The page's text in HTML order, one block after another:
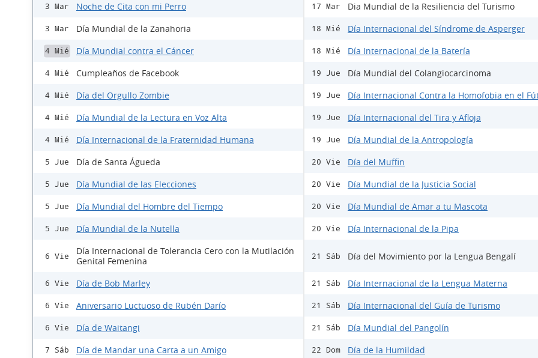
3 Mar Noche de Cita con mi Perro
3 Mar Día Mundial de la Zanahoria
4 Mié Día Mundial contra el Cáncer
4 Mié Cumpleaños de Facebook
4 Mié Día del Orgullo Zombie
4 Mié Día Mundial de la Lectura en Voz Alta
4 Mié Día Internacional de la Fraternidad Humana
5 Jue Día de Santa Águeda
5 Jue Día Mundial de las Elecciones
5 Jue Día Mundial del Hombre del Tiempo
5 Jue Día Mundial de la Nutella
6 Vie
Día Internacional de Tolerancia Cero con la Mutilación
Genital Femenina
6 Vie Día de Bob Marley
6 Vie Aniversario Luctuoso de Rubén Darío
6 Vie Día de Waitangi
7 Sáb Día de Mandar una Carta a un Amigo
17 Mar Dia Mundial de la Resiliencia del Turismo
18 Mié Día Internacional del Síndrome de Asperger
18 Mié Día Internacional de la Batería
19 Jue Día Mundial del Colangiocarcinoma
19 Jue Día Internacional Contra la Homofobia en el
19 Jue Día Internacional del Tira y Afloja
19 Jue Día Mundial de la Antropología
20 Vie Día del Muffin
20 Vie Día Mundial de la Justicia Social
20 Vie Día Mundial de Amar a tu Mascota
20 Vie Día Internacional de la Pipa
21 Sáb Día del Movimiento por la Lengua Bengalí
21 Sáb Día Internacional de la Lengua Materna
21 Sáb Día Internacional del Guía de Turismo
21 Sáb Día Mundial del Pangolín
22 Dom Día de la Humildad